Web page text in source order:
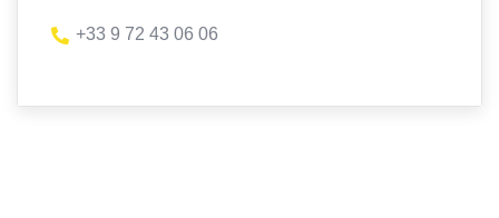
+33 9 72 43 06 06